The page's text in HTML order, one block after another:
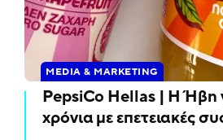
MEDIA & MARKETING
PepsiCo Hellas | Η Ήβη
χρόνια με επετειακές